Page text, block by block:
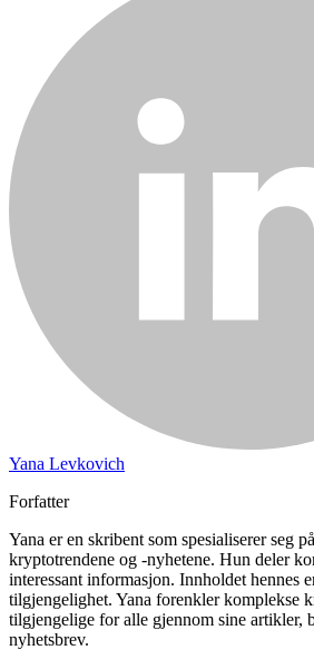
Yana Levkovich
Forfatter
Yana er en skribent som spesialiserer seg
kryptotrendene og -nyhetene. Hun deler
interessant informasjon. Innholdet hennes
tilgjengelighet. Yana forenkler komplekse
tilgjengelige for alle gjennom sine artikler,
nyhetsbrev.